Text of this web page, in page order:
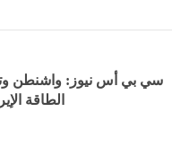
سي بي أس نيوز: واشنطن
الطاقة